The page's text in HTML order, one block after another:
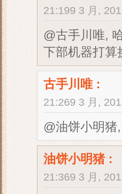
21:199 3 月,
@古手川唯,
下部机器打算
古手川唯:
21:269 3 月,
@油饼小明猪,
油饼小明猪:
21:369 3 月,